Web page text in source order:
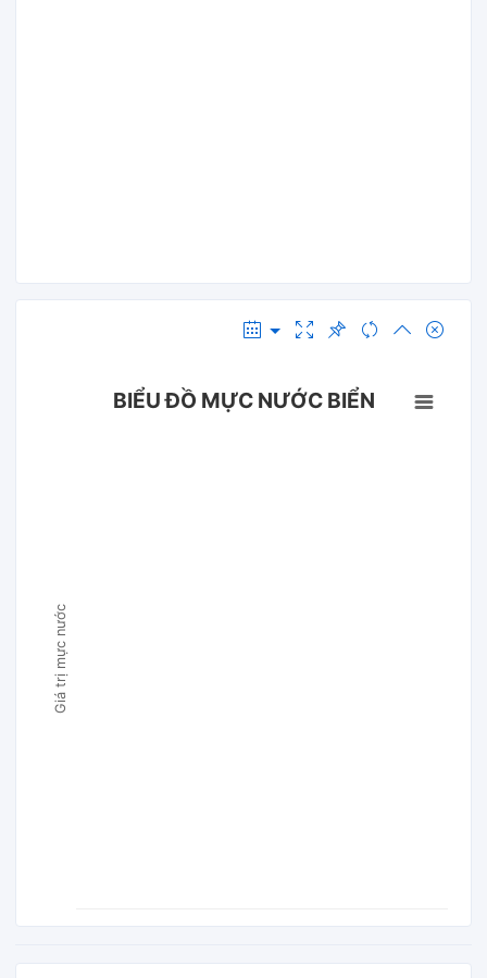
Giá trị mực nước
BIỂU ĐỒ MỰC NƯỚC BIỂN